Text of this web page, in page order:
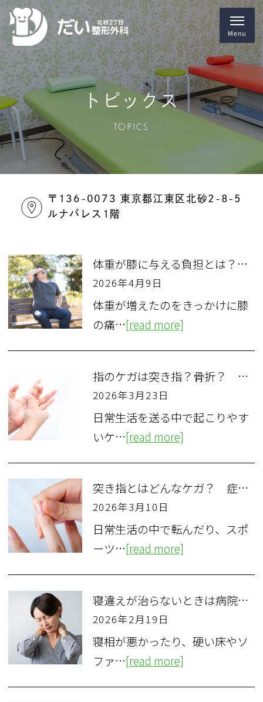
トピックス
TOPICS
〒136-0073 東京都江東区北砂2-8-5
ルナパレス1階
体重が膝に与える負担とは？ 肥満と変形性膝関節症の関係を解説
2026年4月9日
体重が増えたのをきっかけに膝
の痛…[read more]
指のケガは突き指？骨折？ 違いと正しい見分け方をわかりやすく解説
2026年3月23日
日常生活を送る中で起こりやす
いケ…[read more]
突き指とはどんなケガ？ 症状チェックと応急処置のポイント
2026年3月10日
日常生活の中で転んだり、スポ
ーツ…[read more]
寝違えが治らないときは病院へ！ 何科を受診すべきかと受診の目安を解説
2026年2月19日
寝相が悪かったり、硬い床やソ
ファ…[read more]